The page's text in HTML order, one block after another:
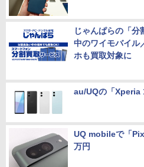
じゃんぱらの「分
中のワイモバイル
ホも買取対象に
au/UQの「Xperia
UQ mobileで「
万円